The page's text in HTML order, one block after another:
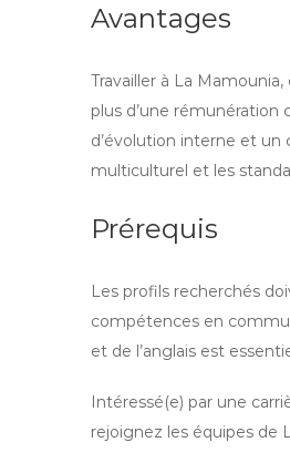
Avantages
Travailler à La
plus d’une
d’évolution interne et un
multiculturel et les
Prérequis
Les profils recherchés
compétences en
et de l’anglais est
Intéressé(e) par une
rejoignez les équipes de